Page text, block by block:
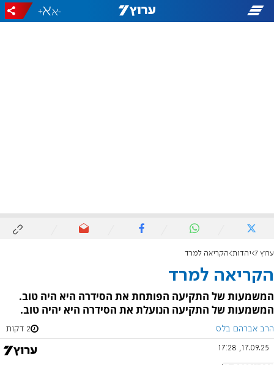
-
+
ערוץ 7 יהדות הקריאה למרד
הקריאה למרד
המשמעות של התקיעה הפותחת את הסידרה היא היה טוב.
המשמעות של התקיעה הנועלת את הסידרה היא יהיה טוב.
הרב אברהם בלס 2 דקות
17.09.25, 17:28